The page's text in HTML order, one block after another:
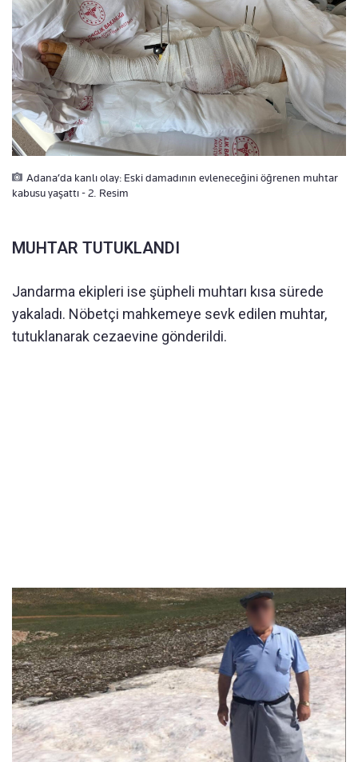
Adana’da kanlı olay: Eski damadının evleneceğini öğrenen muhtar
kabusu yaşattı - 2. Resim
MUHTAR TUTUKLANDI
Jandarma ekipleri ise şüpheli muhtarı kısa sürede
yakaladı. Nöbetçi mahkemeye sevk edilen muhtar,
tutuklanarak cezaevine gönderildi.